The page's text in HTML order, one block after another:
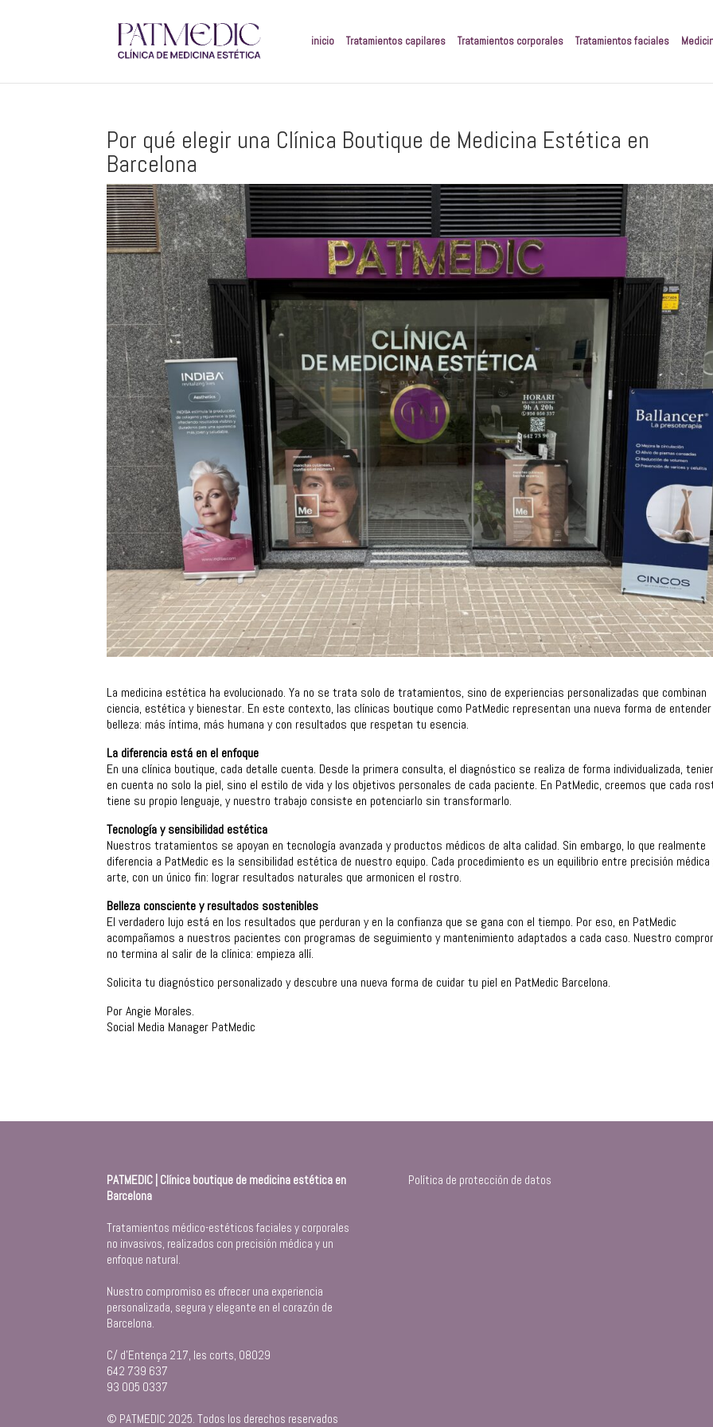
inicio Tratamientos capilares Tratamientos corporales Tratamientos faciales
Por qué elegir una Clínica Boutique de Medicina Estética en
Barcelona
La medicina estética ha evolucionado. Ya no se trata solo de tratamientos, sino de experiencias personalizadas que combinan
ciencia, estética y bienestar. En este contexto, las clínicas boutique como PatMedic representan una nueva forma de
belleza: más íntima, más humana y con resultados que respetan tu esencia.
La diferencia está en el enfoque
En una clínica boutique, cada detalle cuenta. Desde la primera consulta, el diagnóstico se realiza de forma individualizada,
en cuenta no solo la piel, sino el estilo de vida y los objetivos personales de cada paciente. En PatMedic, creemos que cada
tiene su propio lenguaje, y nuestro trabajo consiste en potenciarlo sin transformarlo.
Tecnología y sensibilidad estética
Nuestros tratamientos se apoyan en tecnología avanzada y productos médicos de alta calidad. Sin embargo, lo que realmente
diferencia a PatMedic es la sensibilidad estética de nuestro equipo. Cada procedimiento es un equilibrio entre precisión médica
arte, con un único fin: lograr resultados naturales que armonicen el rostro.
Belleza consciente y resultados sostenibles
El verdadero lujo está en los resultados que perduran y en la confianza que se gana con el tiempo. Por eso, en PatMedic
acompañamos a nuestros pacientes con programas de seguimiento y mantenimiento adaptados a cada caso. Nuestro
no termina al salir de la clínica: empieza allí.
Solicita tu diagnóstico personalizado y descubre una nueva forma de cuidar tu piel en PatMedic Barcelona.
Por Angie Morales.
Social Media Manager PatMedic
PATMEDIC | Clínica boutique de medicina estética en
Barcelona
Tratamientos médico-estéticos faciales y corporales
no invasivos, realizados con precisión médica y un
enfoque natural.
Nuestro compromiso es ofrecer una experiencia
personalizada, segura y elegante en el corazón de
Barcelona.
C/ d’Entença 217, les corts, 08029
642 739 637
93 005 0337
© PATMEDIC 2025. Todos los derechos reservados
Política de protección de datos